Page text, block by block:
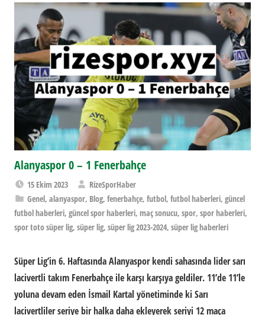
Alanyaspor 0 – 1 Fenerbahçe
15 Ekim 2023
RizeSporHaber
Genel,alanyaspor, Blog,fenerbahçe,futbol,futbol haberleri,güncel
futbol haberleri, güncel spor haberleri, maç sonucu, spor, spor haberleri,
spor toto süper lig, süper lig, süper lig 2023-2024, süper lig haberleri
Süper Lig’in 6. Haftasında Alanyaspor kendi sahasında lider sarı
lacivertli takım Fenerbahçe ile karşı karşıya geldiler. 11’de 11’le
yoluna devam eden İsmail Kartal yönetiminde ki Sarı
lacivertliler seriye bir halka daha ekleyerek seriyi 12 maça